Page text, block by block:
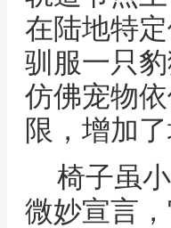
在陆地特
驯服一只
仿佛宠物
限，增加
椅子虽
微妙宣言